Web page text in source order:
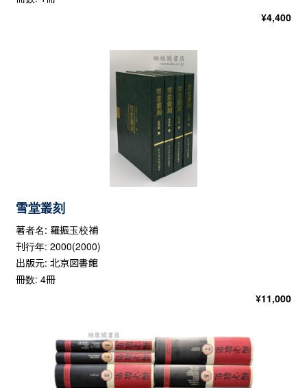
¥4,400
雪堂叢刻
著者名: 羅振玉校補
刊行年: 2000(2000)
出版元: 北京図書館
冊数: 4冊
¥11,000